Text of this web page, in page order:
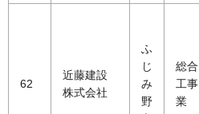
62
近藤建設
株式会社
ふ
じ
み
野
総合
工事
業